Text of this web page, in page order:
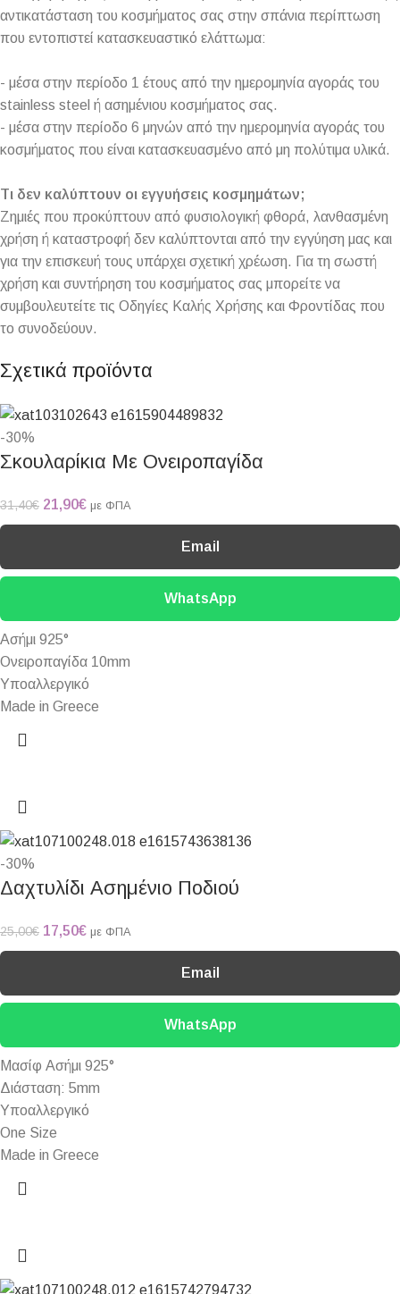
αντικατάσταση του κοσμήματος σας στην σπάνια περίπτωση
που εντοπιστεί κατασκευαστικό ελάττωμα:
- μέσα στην περίοδο 1 έτους από την ημερομηνία αγοράς του
stainless steel ή ασημένιου κοσμήματος σας.
- μέσα στην περίοδο 6 μηνών από την ημερομηνία αγοράς του
κοσμήματος που είναι κατασκευασμένο από μη πολύτιμα υλικά.
Τι δεν καλύπτουν οι εγγυήσεις κοσμημάτων;
Ζημιές που προκύπτουν από φυσιολογική φθορά, λανθασμένη
χρήση ή καταστροφή δεν καλύπτονται από την εγγύηση μας και
για την επισκευή τους υπάρχει σχετική χρέωση. Για τη σωστή
χρήση και συντήρηση του κοσμήματος σας μπορείτε να
συμβουλευτείτε τις Οδηγίες Καλής Χρήσης και Φροντίδας που
το συνοδεύουν.
Σχετικά προϊόντα
-30%
Σκουλαρίκια Με Ονειροπαγίδα
31,40€ 21,90€ με ΦΠΑ
Email
WhatsApp
Ασήμι 925°
Ονειροπαγίδα 10mm
Υποαλλεργικό
Made in Greece
-30%
Δαχτυλίδι Ασημένιο Ποδιού
25,00€ 17,50€ με ΦΠΑ
Email
WhatsApp
Μασίφ Ασήμι 925°
Διάσταση: 5mm
Υποαλλεργικό
One Size
Made in Greece